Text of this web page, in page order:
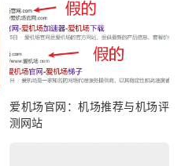
爱机场官网：机场推荐与机场评
测网站